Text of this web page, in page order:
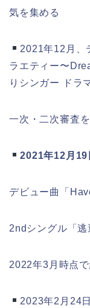
気を集める
2021年12月、
ラエティー〜
りシンガー ドラ
一次・二次審査を
2021年12月19
デビュー曲「
2ndシングル「逃
2022年3月時点
2023年2月24